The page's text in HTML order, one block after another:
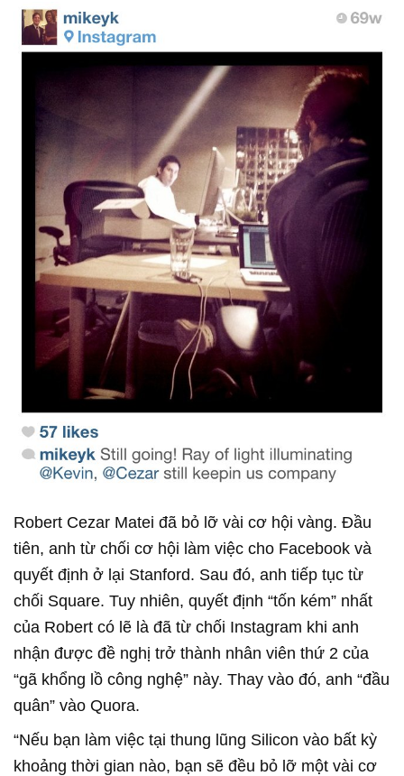
Robert Cezar Matei đã bỏ lỡ vài cơ hội vàng. Đầu
tiên, anh từ chối cơ hội làm việc cho Facebook và
quyết định ở lại Stanford. Sau đó, anh tiếp tục từ
chối Square. Tuy nhiên, quyết định “tốn kém” nhất
của Robert có lẽ là đã từ chối Instagram khi anh
nhận được đề nghị trở thành nhân viên thứ 2 của
“gã khổng lồ công nghệ” này. Thay vào đó, anh “đầu
quân” vào Quora.
“Nếu bạn làm việc tại thung lũng Silicon vào bất kỳ
khoảng thời gian nào, bạn sẽ đều bỏ lỡ một vài cơ